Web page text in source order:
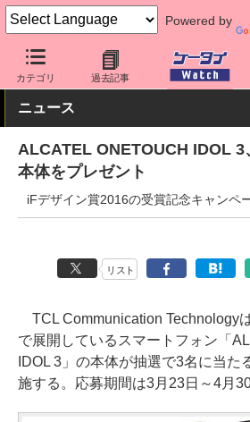
Powered by
カテゴリ 過去記事
ケータイ Watch 格安スマホ/格安SIM
ニュース
ALCATEL ONETOUCH IDOL 3
本体をプレゼント
iFデザイン賞2016の受賞記念キャンペ
リスト
TCL Communication Technology
で展開しているスマートフォン「
IDOL 3」の本体が抽選で3名に当た
施する。応募期間は3月23日～4月30